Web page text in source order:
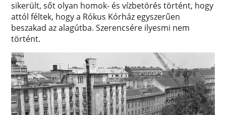
sikerült, sőt olyan homok- és vízbetörés történt, hogy
attól féltek, hogy a Rókus Kórház egyszerűen
beszakad az alagútba. Szerencsére ilyesmi nem
történt.